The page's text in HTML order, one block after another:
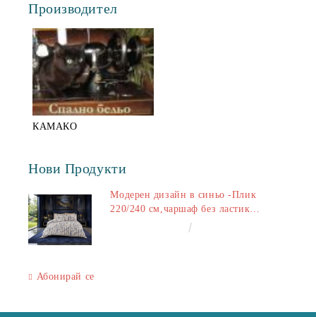
Производител
КАМАКО
Нови Продукти
Модерен дизайн в синьо -Плик
220/240 см,чаршаф без ластик
240/260 см,калъфки 2+2
Абонирай се